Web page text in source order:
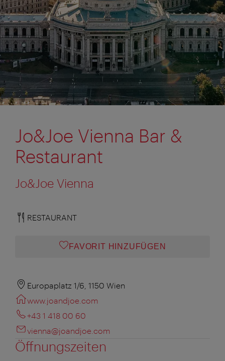
Jo&Joe Vienna Bar &
Restaurant
Jo&Joe Vienna
RESTAURANT
FAVORIT HINZUFÜGEN
Europaplatz 1/6, 1150 Wien
www.joandjoe.com
+43 1 418 00 60
vienna@joandjoe.com
Öffnungszeiten